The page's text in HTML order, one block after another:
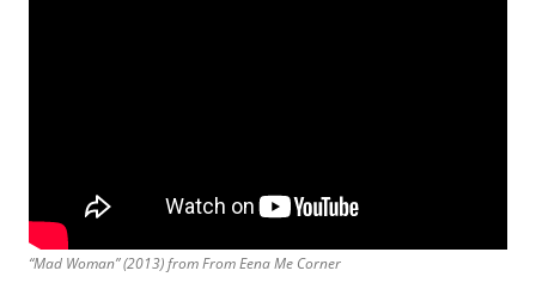
“Mad Woman” (2013) fromFrom Eena Me Corner